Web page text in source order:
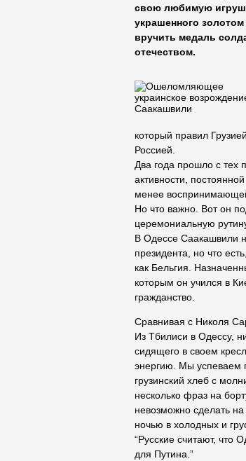
свою любимую
украшенного
вручить медаль
отечеством.
который правил
Россией.
Два года прошло с тех
активности,
менее
Но что важно. Вот он
церемониальную
В Одессе Саакашвили
президента, но что
как Бельгия.
которым он учился в
гражданство.
Сравнивая с Николя
Из Тбилиси в Одессу,
сидящего в своем
энергию. Мы успеваем
грузинский хлеб с
несколько фраз на
невозможно сделать
ночью в холодных и
“Русские считают, что
для Путина.”